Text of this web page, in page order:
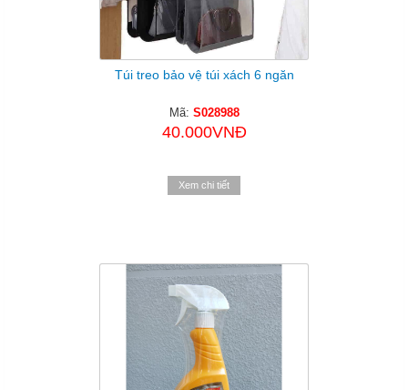
Túi treo bảo vệ túi xách 6 ngăn
Mã: S028988
40.000VNĐ
Xem chi tiết